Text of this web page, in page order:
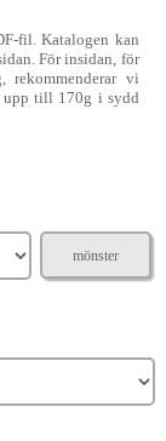
fil. Katalogen kan
För insidan, för
rekommenderar vi
till 170g i sydd
mönster